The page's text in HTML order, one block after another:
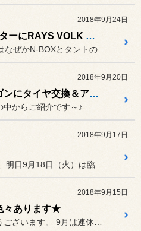
2018年9月24日
☆NDロードスターにRAYS VOLK RACING ZE40装着♪☆
2018年9月20日
☆ランエボワゴンにタイヤ交換＆アライメント調整☆
中からご紹介です～♪
2018年9月17日
2018年9月15日
々あります★